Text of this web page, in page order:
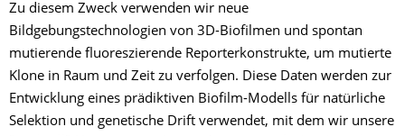
Zu diesem Zweck verwenden wir neue
Bildgebungstechnologien von 3D-Biofilmen und spontan
mutierende fluoreszierende Reporterkonstrukte, um mutierte
Klone in Raum und Zeit zu verfolgen. Diese Daten werden zur
Entwicklung eines prädiktiven Biofilm-Modells für natürliche
Selektion und genetische Drift verwendet, mit dem wir unsere